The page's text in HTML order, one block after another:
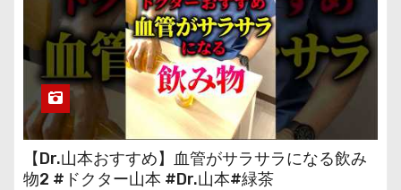
【Dr.山本おすすめ】血管がサラサラになる飲み
物2 #ドクター山本 #Dr.山本#緑茶